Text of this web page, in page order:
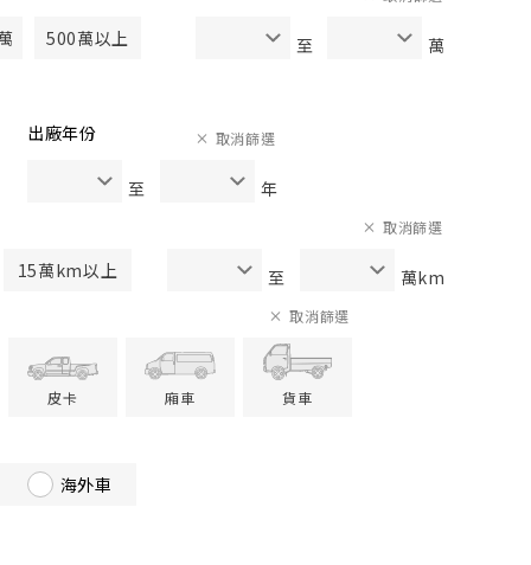
500萬以上 至 萬
出廠年份
至 年
取消篩選
15萬km以上 至 萬km
取消篩選
皮卡 廂車 貨車
取消篩選
海外車